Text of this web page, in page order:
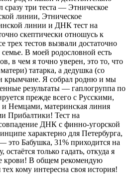
сразу три теста — Этническое
линии, Этническое
линии и ДНК тест на
скептически отношусь к
трех тестов вызвали достаточно
В моей родословной есть
в чем я точно уверен, это то, что
татарка, а дедушка (со
крымчане. Я собрал родню и мы
результаты — гаплогруппа по
прежде всего с Русскими,
Немцами, материнская линия
Прибалтики! Тест на
ДНК с финно-угорской
характерно для Петербурга,
Бабушка, 31% приходится на
только гадать, откуда я
крови! В общем рекомендую
кому интересна своя история!